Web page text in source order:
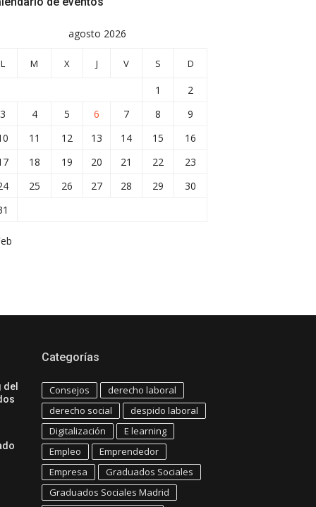
agosto 2026
L M X J V S D
1
2
3
4 5 6 7 8
9
11 12 13 14 15
16
18 19 20 21 22
23
25 26 27 28 29
30
Categorías
Consejos
derecho laboral
derecho social
despido laboral
Digitalización
E learning
Empleo
Emprendedor
Empresa
Graduados Sociales
Graduados Sociales Madrid